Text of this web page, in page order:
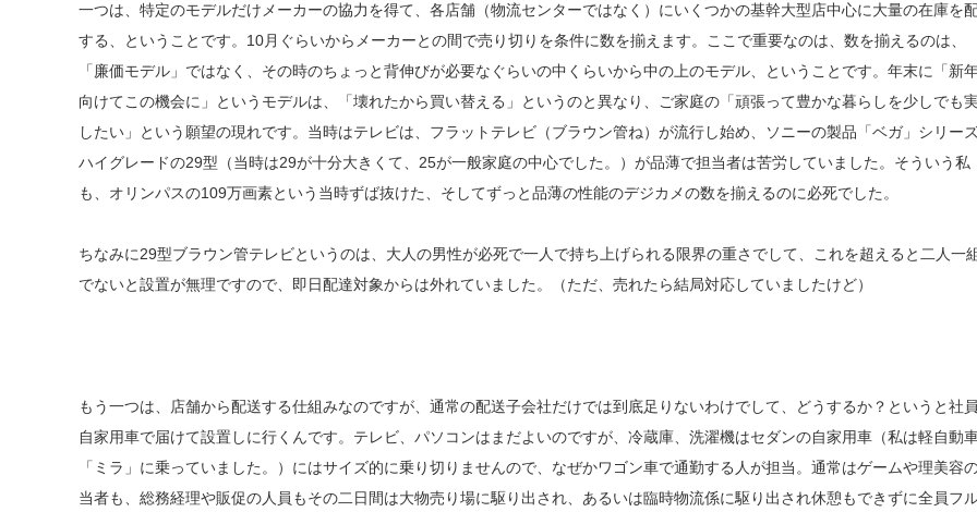
一つは、特定のモデルだけメーカーの協力を得て、各店舗（物流センターではなく）にいくつかの基幹大型店中心に大量の在庫を
する、ということです。10月ぐらいからメーカーとの間で売り切りを条件に数を揃えます。ここで重要なのは、数を揃えるのは、
「廉価モデル」ではなく、その時のちょっと背伸びが必要なぐらいの中くらいから中の上のモデル、ということです。年末に「新
向けてこの機会に」というモデルは、「壊れたから買い替える」というのと異なり、ご家庭の「頑張って豊かな暮らしを少しでも
したい」という願望の現れです。当時はテレビは、フラットテレビ（ブラウン管ね）が流行し始め、ソニーの製品「ベガ」シリー
ハイグレードの29型（当時は29が十分大きくて、25が一般家庭の中心でした。）が品薄で担当者は苦労していました。そういう私
も、オリンパスの109万画素という当時ずば抜けた、そしてずっと品薄の性能のデジカメの数を揃えるのに必死でした。
ちなみに29型ブラウン管テレビというのは、大人の男性が必死で一人で持ち上げられる限界の重さでして、これを超えると二人一
でないと設置が無理ですので、即日配達対象からは外れていました。（ただ、売れたら結局対応していましたけど）
もう一つは、店舗から配送する仕組みなのですが、通常の配送子会社だけでは到底足りないわけでして、どうするか？というと社
自家用車で届けて設置しに行くんです。テレビ、パソコンはまだよいのですが、冷蔵庫、洗濯機はセダンの自家用車（私は軽自動
「ミラ」に乗っていました。）にはサイズ的に乗り切りませんので、なぜかワゴン車で通勤する人が担当。通常はゲームや理美容
当者も、総務経理や販促の人員もその二日間は大物売り場に駆り出され、あるいは臨時物流係に駆り出され休憩もできずに全員フ